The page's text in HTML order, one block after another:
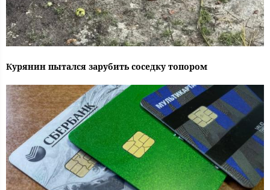
Курянин пытался зарубить соседку топором